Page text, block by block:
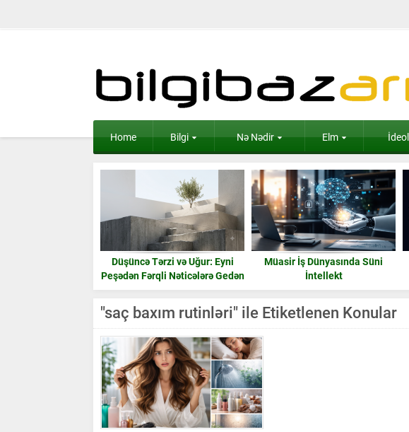
Home Bilgi Nə Nədir Elm
Düşüncə Tərzi və Uğur: Eyni
Peşədən Fərqli Nəticələrə Gedən
Müasir İş Dünyasında Süni
İntellekt
"saç baxım rutinləri" ile Etiketlenen Konular